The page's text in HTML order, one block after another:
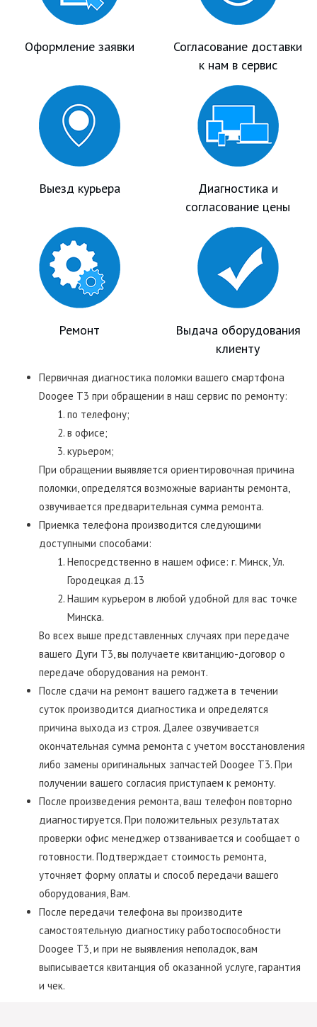
Оформление заявки
Согласование доставки
к нам в сервис
Выезд курьера
Диагностика и
согласование цены
Ремонт
Выдача оборудования
клиенту
Первичная диагностика поломки вашего смартфона
Doogee T3 при обращении в наш сервис по ремонту:
по телефону;
в офисе;
курьером;
При обращении выявляется ориентировочная причина
поломки, определятся возможные варианты ремонта,
озвучивается предварительная сумма ремонта.
Приемка телефона производится следующими
доступными способами:
Непосредственно в нашем офисе: г. Минск, Ул.
Городецкая д.13
Нашим курьером в любой удобной для вас точке
Минска.
Во всех выше представленных случаях при передаче
вашего Дуги Т3, вы получаете квитанцию-договор о
передаче оборудования на ремонт.
После сдачи на ремонт вашего гаджета в течении
суток производится диагностика и определятся
причина выхода из строя. Далее озвучивается
окончательная сумма ремонта с учетом восстановления
либо замены оригинальных запчастей Doogee T3. При
получении вашего согласия приступаем к ремонту.
После произведения ремонта, ваш телефон повторно
диагностируется. При положительных результатах
проверки офис менеджер отзванивается и сообщает о
готовности. Подтверждает стоимость ремонта,
уточняет форму оплаты и способ передачи вашего
оборудования, Вам.
После передачи телефона вы производите
самостоятельную диагностику работоспособности
Doogee T3, и при не выявления неполадок, вам
выписывается квитанция об оказанной услуге, гарантия
и чек.